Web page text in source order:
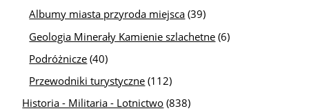
Albumy miasta przyroda miejsca (39)
Geologia Minerały Kamienie szlachetne (6)
Podróżnicze (40)
Przewodniki turystyczne (112)
Historia - Militaria - Lotnictwo (838)